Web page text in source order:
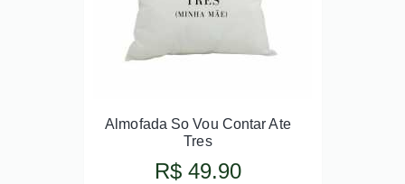
Almofada So Vou Contar Ate
Tres
R$ 49.90